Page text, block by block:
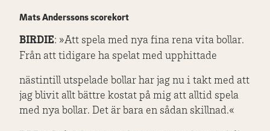
Mats Anderssons scorekort
BIRDIE: »Att spela med nya fina rena vita bollar.
Från att tidigare ha spelat med upphittade
nästintill utspelade bollar har jag nu i takt med att
jag blivit allt bättre kostat på mig att alltid spela
med nya bollar. Det är bara en sådan skillnad.«